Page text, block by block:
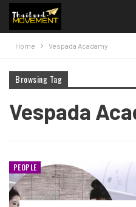
Home Vespada Acadamy
Browsing Tag
Vespada
PEOPLE